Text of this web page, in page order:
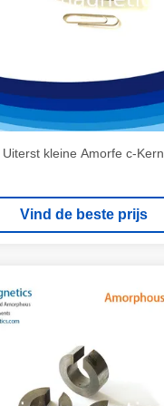
Uiterst kleine Amorfe c-Kern
Vind de beste prijs